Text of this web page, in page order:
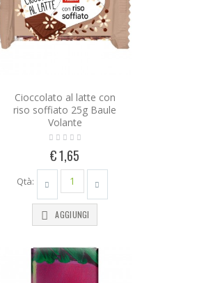
Cioccolato al latte con
riso soffiato 25g Baule
Volante
€ 1,65
Qtà:
AGGIUNGI